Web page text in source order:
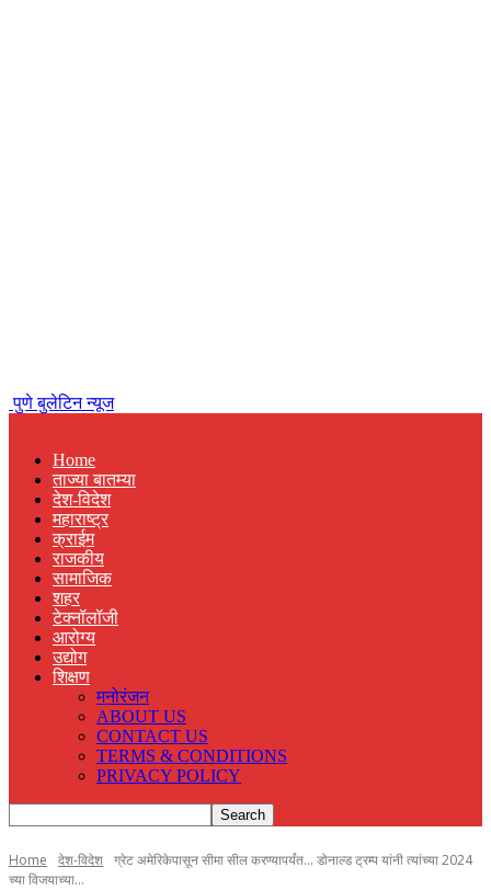
पुणे बुलेटिन न्यूज
Home
ताज्या बातम्या
देश-विदेश
महाराष्ट्र
क्राईम
राजकीय
सामाजिक
शहर
टेक्नॉलॉजी
आरोग्य
उद्योग
शिक्षण
मनोरंजन
ABOUT US
CONTACT US
TERMS & CONDITIONS
PRIVACY POLICY
Home देश-विदेश ग्रेट अमेरिकेपासून सीमा सील करण्यापर्यंत... डोनाल्ड ट्रम्प यांनी त्यांच्या 2024
च्या विजयाच्या...